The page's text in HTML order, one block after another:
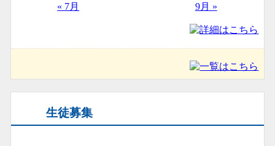
« 7月 9月 »
生徒募集